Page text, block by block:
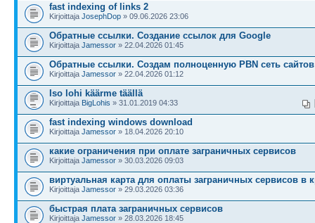
fast indexing of links 2
Kirjoittaja JosephDop » 09.06.2026 23:06
Обратные ссылки. Создание ссылок для Google
Kirjoittaja Jamessor » 22.04.2026 01:45
Обратные ссылки. Создам полноценную PBN сеть сайтов
Kirjoittaja Jamessor » 22.04.2026 01:12
Iso lohi käärme täällä
Kirjoittaja BigLohis » 31.01.2019 04:33
fast indexing windows download
Kirjoittaja Jamessor » 18.04.2026 20:10
какие ограничения при оплате заграничных сервисов
Kirjoittaja Jamessor » 30.03.2026 09:03
виртуальная карта для оплаты заграничных сервисов в
Kirjoittaja Jamessor » 29.03.2026 03:36
быстрая плата заграничных сервисов
Kirjoittaja Jamessor » 28.03.2026 18:45